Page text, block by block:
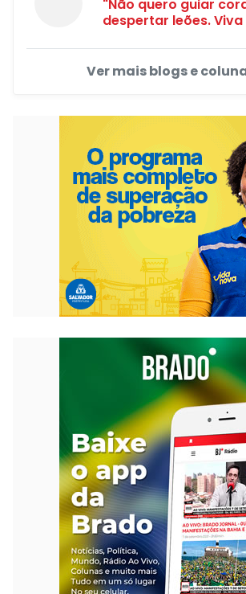
"Não quero guiar
despertar leões.
Ver mais blogs e